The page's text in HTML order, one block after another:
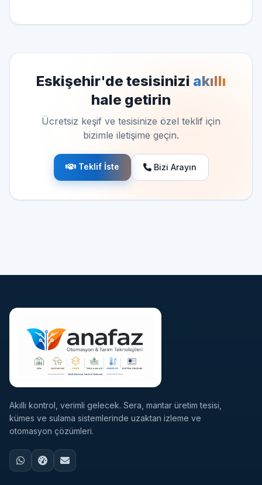
Eskişehir'de tesisinizi akıllı
hale getirin
Ücretsiz keşif ve tesisinize özel teklif için
bizimle iletişime geçin.
Teklif İste Bizi Arayın
Akıllı kontrol, verimli gelecek. Sera, mantar üretim tesisi,
kümes ve sulama sistemlerinde uzaktan izleme ve
otomasyon çözümleri.